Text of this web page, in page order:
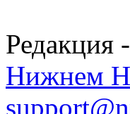
Редакция -
Нижнем